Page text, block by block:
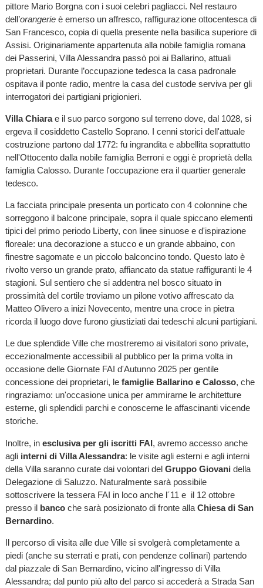
pittore Mario Borgna con i suoi celebri pagliacci. Nel restauro
dell’orangerieè emerso un affresco, raffigurazione ottocentesca di
San Francesco, copia di quella presente nella basilica superiore di
Assisi. Originariamente appartenuta alla nobile famiglia romana
dei Passerini, Villa Alessandra passò poi ai Ballarino, attuali
proprietari. Durante l’occupazione tedesca la casa padronale
ospitava il ponte radio, mentre la casa del custode serviva per gli
interrogatori dei partigiani prigionieri.
Villa Chiarae il suo parco sorgono sul terreno dove, dal 1028, si
ergeva il cosiddetto Castello Soprano. I cenni storici dell'attuale
costruzione partono dal 1772: fu ingrandita e abbellita soprattutto
nell'Ottocento dalla nobile famiglia Berroni e oggi è proprietà della
famiglia Calosso. Durante l'occupazione era il quartier generale
tedesco.
La facciata principale presenta un porticato con 4 colonnine che
sorreggono il balcone principale, sopra il quale spiccano elementi
tipici del primo periodo Liberty, con linee sinuose e d'ispirazione
floreale: una decorazione a stucco e un grande abbaino, con
finestre sagomate e un piccolo balconcino tondo. Questo lato è
rivolto verso un grande prato, affiancato da statue raffiguranti le 4
stagioni. Sul sentiero che si addentra nel bosco situato in
prossimità del cortile troviamo un pilone votivo affrescato da
Matteo Olivero a inizi Novecento, mentre una croce in pietra
ricorda il luogo dove furono giustiziati dai tedeschi alcuni partigiani.
Le due splendide Ville che mostreremo ai visitatori sono private,
eccezionalmente accessibili al pubblico per la prima volta in
occasione delle Giornate FAI d'Autunno 2025 per gentile
concessione dei proprietari, le famiglie Ballarino e Calosso, che
ringraziamo: un'occasione unica per ammirarne le architetture
esterne, gli splendidi parchi e conoscerne le affascinanti vicende
storiche.
Inoltre, in esclusiva per gli iscritti FAI, avremo accesso anche
agli interni di Villa Alessandra: le visite agli esterni e agli interni
della Villa saranno curate dai volontari del Gruppo Giovani della
Delegazione di Saluzzo. Naturalmente sarà possibile
sottoscrivere la tessera FAI in loco anche l´11 e il 12 ottobre
presso il bancoche sarà posizionato di fronte alla Chiesa di San
Bernardino.
Il percorso di visita alle due Ville si svolgerà completamente a
piedi (anche su sterrati e prati, con pendenze collinari) partendo
dal piazzale di San Bernardino, vicino all'ingresso di Villa
Alessandra; dal punto più alto del parco si accederà a Strada San